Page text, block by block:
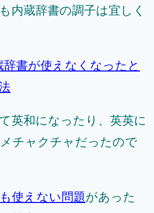
内蔵辞書の調子は宜しく
辞書が使えなくなったと
英和になったり、英英に
チャクチャだったので
使えない問題があった